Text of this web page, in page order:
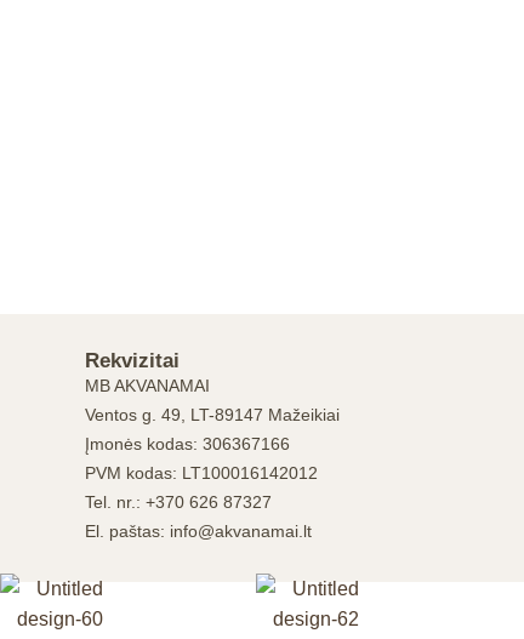
Rekvizitai
MB AKVANAMAI
Ventos g. 49, LT-89147 Mažeikiai
Įmonės kodas: 306367166
PVM kodas: LT100016142012
Tel. nr.: +370 626 87327
El. paštas: info@akvanamai.lt